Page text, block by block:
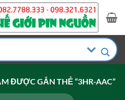
ĐƯỢC GẮN THẺ “3HR-AAC”